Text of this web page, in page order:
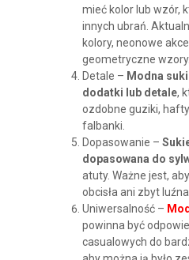
mieć kolor lub wzór,
innych ubrań.
kolory, neonowe
geometryczne wzory.
Detale – Modna
dodatki lub detale,
ozdobne guziki,
falbanki.
Dopasowanie –
dopasowana do
atuty. Ważne jest,
obcisła ani zbyt luźna.
Uniwersalność –
powinna być
casualowych do